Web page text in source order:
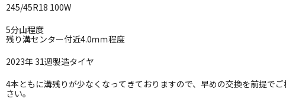
245/45R18 100W
5分山程度
残り溝センター付近4.0ｍｍ程度
2023年 31週製造タイヤ
4本ともに溝残りが少なくなってきておりますので、早めの交換を前提でご
さい。